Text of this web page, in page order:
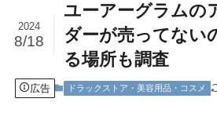
ユーアーグラムの
ダーが売ってない
る場所も調査
2024
8/18
広告 ドラックストア・美容用品・コスメ